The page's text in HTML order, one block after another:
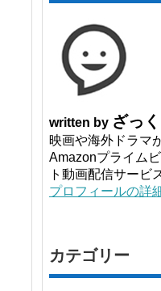
written by ざっく
映画や海外ドラマ
Amazonプライム
ト動画配信サービ
プロフィールの詳
カテゴリー